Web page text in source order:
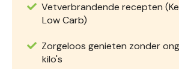
Vetverbrandende recepten
Low Carb)
Zorgeloos genieten zonder
kilo's